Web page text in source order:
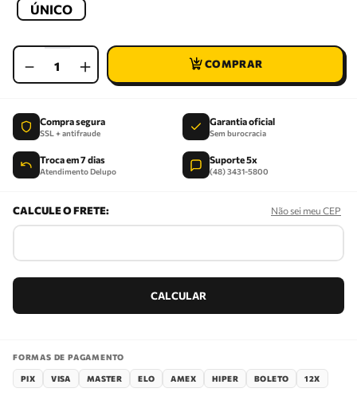
ÚNICO
＋
－
Compra segura
SSL + antifraude
Garantia oficial
Sem burocracia
Troca em 7 dias
Atendimento Delupo
Suporte 5x
(48) 3431-5800
Não sei meu CEP
FORMAS DE PAGAMENTO
PIX VISA MASTER ELO AMEX HIPER BOLETO 12X